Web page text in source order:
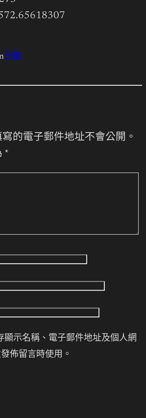
分數
的電子郵件地址不會公開。
*
顯示名稱、電子郵件地址及個人網
佈留言時使用。